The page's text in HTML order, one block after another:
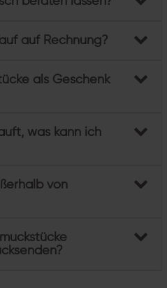
auf Rechnung?
als Geschenk
was kann ich
von